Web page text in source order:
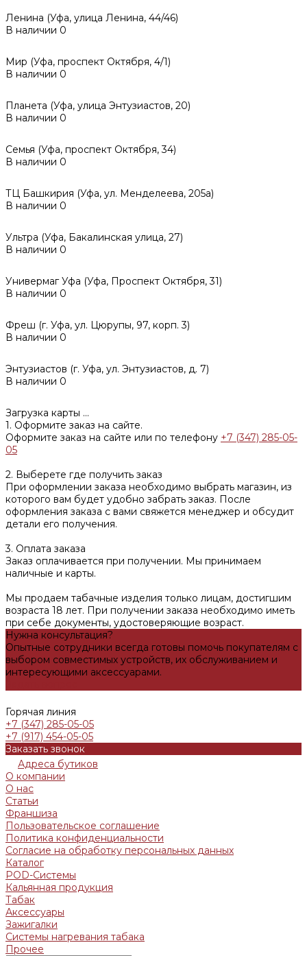
Ленина (Уфа, улица Ленина, 44/46)
В наличии 0
Мир (Уфа, проспект Октября, 4/1)
В наличии 0
Планета (Уфа, улица Энтузиастов, 20)
В наличии 0
Семья (Уфа, проспект Октября, 34)
В наличии 0
ТЦ Башкирия (Уфа, ул. Менделеева, 205а)
В наличии 0
Ультра (Уфа, Бакалинская улица, 27)
В наличии 0
Универмаг Уфа (Уфа, Проспект Октября, 31)
В наличии 0
Фреш (г‌. Уфа, ул. Цюрупы, 97, корп. 3)
В наличии 0
Энтузиастов (г. Уфа, ул. Энтузиастов, д. 7)
В наличии 0
Загрузка карты ...
1. Оформите заказ на сайте.
Оформите заказ на сайте или по телефону +7 (347) 285-05-
05
2. Выберете где получить заказ
При оформлении заказа необходимо выбрать магазин, из
которого вам будет удобно забрать заказ. После
оформления заказа с вами свяжется менеджер и обсудит
детали его получения.
3. Оплата заказа
Заказ оплачивается при получении. Мы принимаем
наличные и карты.
Мы продаем табачные изделия только лицам, достигшим
возраста 18 лет. При получении заказа необходимо иметь
при себе документы, удостоверяющие возраст.
Нужна консультация?
Опытные сотрудники всегда готовы помочь покупателям с
выбором совместимых устройств, их обслуживанием и
интересующими аксессуарами.
Горячая линия
+7 (347) 285-05-05
+7 (917) 454-05-05
Заказать звонок
Адреса бутиков
О компании
О нас
Статьи
Франшиза
Пользовательское соглашение
Политика конфиденциальности
Согласие на обработку персональных данных
Каталог
POD-Системы
Кальянная продукция
Табак
Аксессуары
Зажигалки
Системы нагревания табака
Прочее